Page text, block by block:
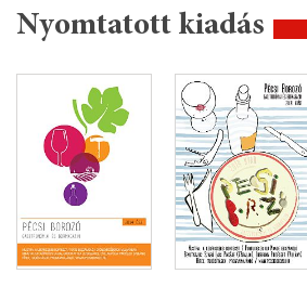
Nyomtatott kiadás